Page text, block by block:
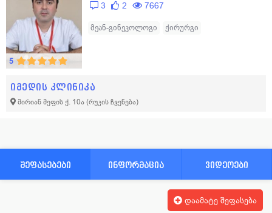
5
3 2 7667
მეან-გინეკოლოგი ქირურგი
იმედის კლინიკა
მირიან მეფის ქ. 10ა (რუკის ჩვენება)
შეფასებები ინფორმაცია ვიდეოები
დაამატე შეფასება